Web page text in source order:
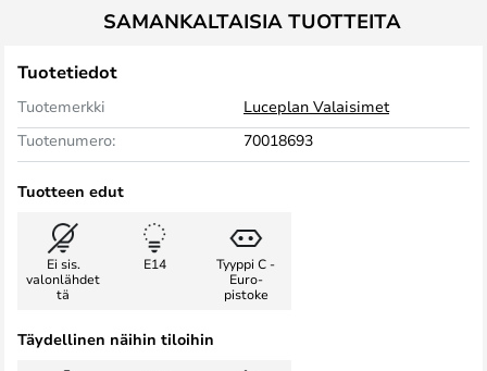
SAMANKALTAISIA TUOTTEITA
Tuotetiedot
Tuotemerkki
Luceplan Valaisimet
Tuotenumero:
70018693
Tuotteen edut
Ei sis.
valonlähdet
tä
E14
Tyyppi C -
Euro-
pistoke
Täydellinen näihin tiloihin